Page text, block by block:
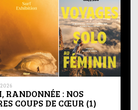
RANDONNÉE : NOS
COUPS DE CŒUR (1)